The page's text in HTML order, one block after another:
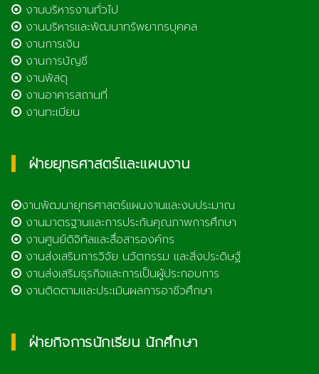
งานบริหารงานทั่วไป
งานบริหารและพัฒนาทรัพยากรบุคคล
งานการเงิน
งานการบัญชี
งานพัสดุ
งานอาคารสถานที่
งานทะเบียน
ฝ่ายยุทธศาสตร์และแผนงาน
งานพัฒนายุทธศาสตร์แผนงานและงบประมาณ
งานมาตรฐานและการประกันคุณภาพการศึกษา
งานศูนย์ดิจิทัลและสื่อสารองค์กร
งานส่งเสริมการวิจัย นวัตกรรม และสิ่งประดิษฐ์
งานส่งเสริมธุรกิจและการเป็นผู้ประกอบการ
งานติดตามและประเมินผลการอาชีวศึกษา
ฝ่ายกิจการนักเรียน นักศึกษา